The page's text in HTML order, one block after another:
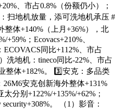
、市占0.8%（份额仍小）；
扫地机放量，添可洗地机承压 #
体+140%（上月+36%），北
+59%；Ecovacs+210%、
ECOVACS同比+112%、市占
洗地机：tineco同比-22%、市占
体+182%。 3️⃣安克：多品类
安克创新海外整体+131%
分别+122%/+135%/+62%；
。 （1）影音：